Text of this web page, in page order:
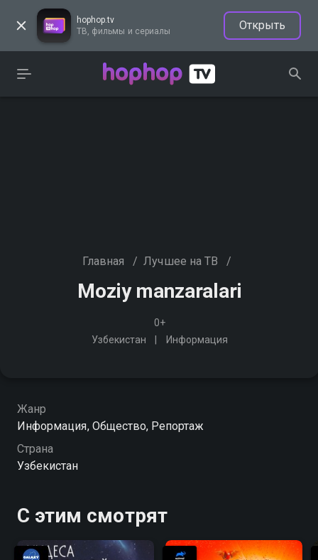
hophop.tv
ТВ, фильмы и сериалы
Открыть
Главная / Лучшее на ТВ /
Moziy manzaralari
0+
Узбекистан
Информация
Жанр
Информация, Общество, Репортаж
Страна
Узбекистан
С этим смотрят